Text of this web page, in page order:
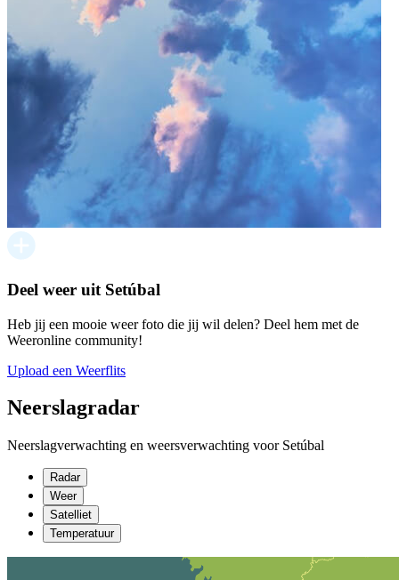
Deel weer uit Setúbal
Heb jij een mooie weer foto die jij wil delen? Deel hem met de
Weeronline community!
Upload een Weerflits
Neerslagradar
Neerslagverwachting en weersverwachting voor Setúbal
Radar
Weer
Satelliet
Temperatuur